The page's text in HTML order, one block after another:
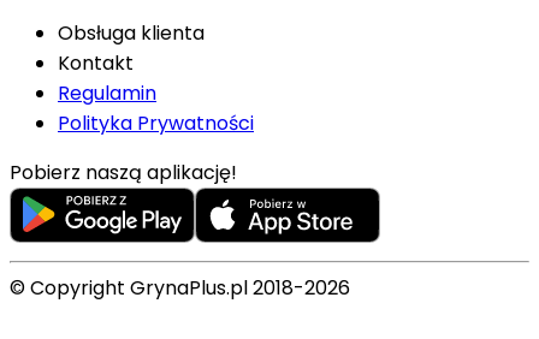
Obsługa klienta
Kontakt
Regulamin
Polityka Prywatności
Pobierz naszą aplikację!
© Copyright GrynaPlus.pl 2018-2026